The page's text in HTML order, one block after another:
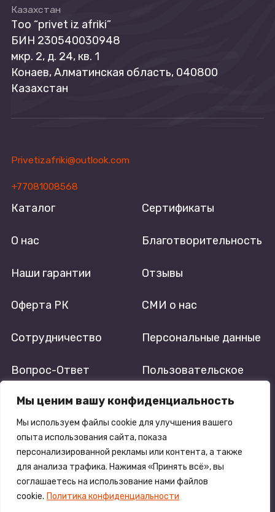
Мы ценим вашу конфиденциальность
Мы используем файлы cookie для улучшения вашего
опыта использования сайта, показа
персонализированной рекламы или контента, а также
для анализа трафика. Нажимая «Принять всё», вы
соглашаетесь на использование нами файлов
cookie. Политика конфиденциальности
Казахстан
Tоо “privet iz afriki”
БИН 230540030948
мкр. 2, д. 24, кв. 1
Конаев, Алматинская область, 040800
Казахстан
Privetizafriki@outlook.com
+77081008568
Каталог Сертификаты
О нас Благотворительность
Наши гарантии Отзывы
Оферта РК СМИ о нас
Сотрудничество Персональные данные
Вопрос-Ответ
Пользовательское
Реквизиты
ПРИВЕТИЗ АФРИКИ